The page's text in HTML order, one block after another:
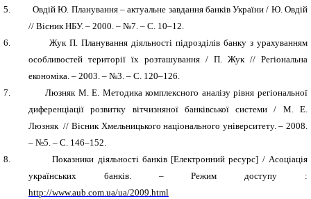
5.
Овдій Ю. Планування – актуальне завдання банків України / Ю. Овдій
// Вісник НБУ. – 2000. – №7. – С. 10–12.
6.
Жук П. Планування діяльності підрозділів банку з урахуванням
особливостей території їх розташування / П. Жук // Регіональна
економіка. – 2003. – №3. – С. 120–126.
7.
Люзняк М. Е. Методика комплексного аналізу рівня регіональної
диференціації розвитку вітчизняної банківської системи / М. Е.
Люзняк // Вісник Хмельницького національного університету. – 2008.
– №5. – С. 146–152.
8.
Показники діяльності банків [Електронний ресурс] / Асоціація
українських банків. – Режим доступу :
http://www.aub.com.ua/ua/2009.html